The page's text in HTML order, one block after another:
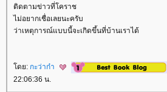
ติดตามข่าวที่โคราช
ไม่อยากเชื่อเลยนะครับ
ว่าเหตุการณ์แบบนี้จะเกิดขึ้นที่บ้านเราได้
ดย: กะว่าก๋า
22:06:36 น.